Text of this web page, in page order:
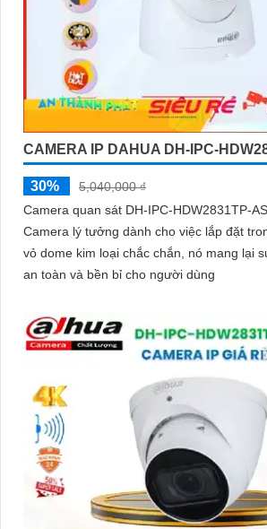
CAMERA IP DAHUA DH-IPC-
30%
5,040,000 ₫
Camera quan sát DH-IPC-HDW2831TP-
Camera lý tưởng dành cho việc lắp đặt trong
vỏ dome kim loại chắc chắn, nó mang lại
an toàn và bền bỉ cho người dùng